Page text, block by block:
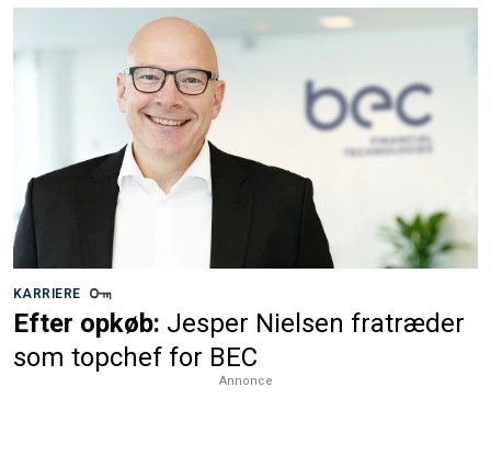
KARRIERE
Efter opkøb: Jesper Nielsen fratræder
som topchef for BEC
Annonce